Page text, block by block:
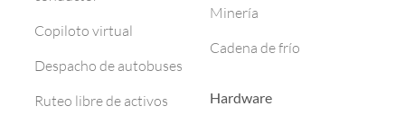
Copiloto virtual
Despacho de autobuses
Ruteo libre de activos
Minería
Cadena de frío
Hardware